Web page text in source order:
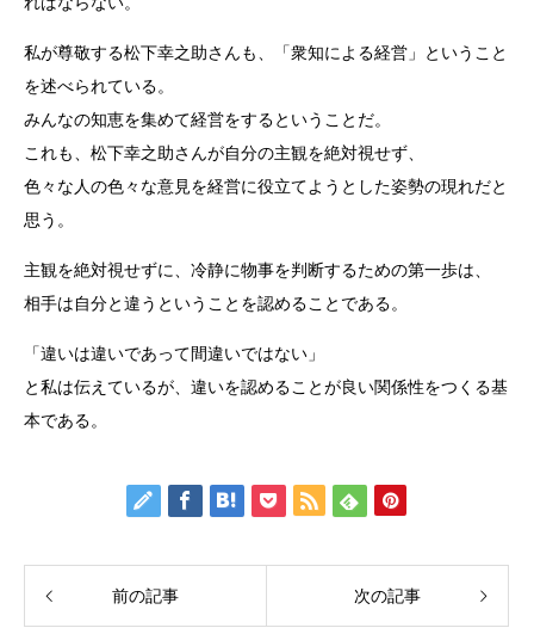
私が尊敬する松下幸之助さんも、「衆知による経営」ということ
を述べられている。
みんなの知恵を集めて経営をするということだ。
これも、松下幸之助さんが自分の主観を絶対視せず、
色々な人の色々な意見を経営に役立てようとした姿勢の現れだと
思う。
主観を絶対視せずに、冷静に物事を判断するための第一歩は、
相手は自分と違うということを認めることである。
「違いは違いであって間違いではない」
と私は伝えているが、違いを認めることが良い関係性をつくる基
本である。
前の記事 次の記事